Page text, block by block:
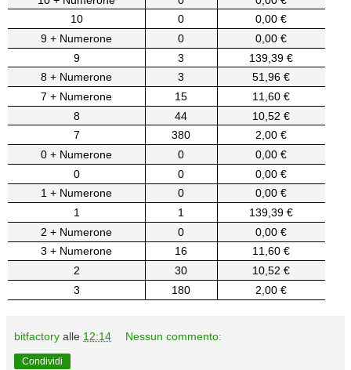
10
0
0,00 €
9 + Numerone
0
0,00 €
9
3
139,39 €
8 + Numerone
3
51,96 €
7 + Numerone
15
11,60 €
8
44
10,52 €
7
380
2,00 €
0 + Numerone
0
0,00 €
0
0
0,00 €
1 + Numerone
0
0,00 €
1
1
139,39 €
2 + Numerone
0
0,00 €
3 + Numerone
16
11,60 €
2
30
10,52 €
3
180 2,00 €
bitfactory alle 12:14 Nessun commento:
Condividi